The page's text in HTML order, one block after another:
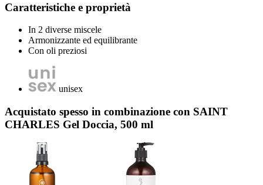
Caratteristiche e proprietà
In 2 diverse miscele
Armonizzante ed equilibrante
Con oli preziosi
unisex
Acquistato spesso in combinazione con SAINT
CHARLES Gel Doccia, 500 ml